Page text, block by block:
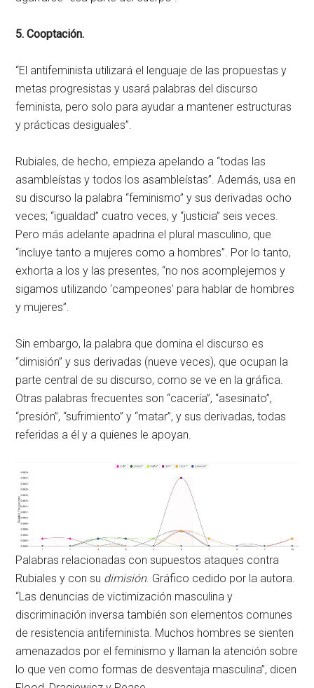
5. Cooptación.
“El antifeminista utilizará el lenguaje de las propuestas y
metas progresistas y usará palabras del discurso
feminista, pero solo para ayudar a mantener estructuras
y prácticas desiguales”.
Rubiales, de hecho, empieza apelando a “todas las
asambleístas y todos los asambleístas”. Además, usa en
su discurso la palabra “feminismo” y sus derivadas ocho
veces; “igualdad” cuatro veces, y “justicia” seis veces.
Pero más adelante apadrina el plural masculino, que
“incluye tanto a mujeres como a hombres”. Por lo tanto,
exhorta a los y las presentes, “no nos acomplejemos y
sigamos utilizando ‘campeones’ para hablar de hombres
y mujeres”.
Sin embargo, la palabra que domina el discurso es
“dimisión” y sus derivadas (nueve veces), que ocupan la
parte central de su discurso, como se ve en la gráfica.
Otras palabras frecuentes son “cacería”, “asesinato”,
“presión”, “sufrimiento” y “matar”, y sus derivadas, todas
referidas a él y a quienes le apoyan.
Palabras relacionadas con supuestos ataques contra
Rubiales y con su dimisión. Gráfico cedido por la autora.
“Las denuncias de victimización masculina y
discriminación inversa también son elementos comunes
de resistencia antifeminista. Muchos hombres se sienten
amenazados por el feminismo y llaman la atención sobre
lo que ven como formas de desventaja masculina”, dicen